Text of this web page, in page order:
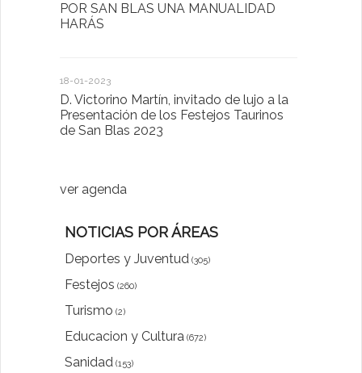
POR SAN BLAS UNA MANUALIDAD
HARÁS
18-01-2023
D. Victorino Martín, invitado de lujo a la
Presentación de los Festejos Taurinos
de San Blas 2023
ver agenda
NOTICIAS POR ÁREAS
Deportes y Juventud (305)
Festejos (260)
Turismo (2)
Educacion y Cultura (672)
Sanidad (153)